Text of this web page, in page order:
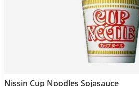
Nissin Cup Noodles Sojasauce